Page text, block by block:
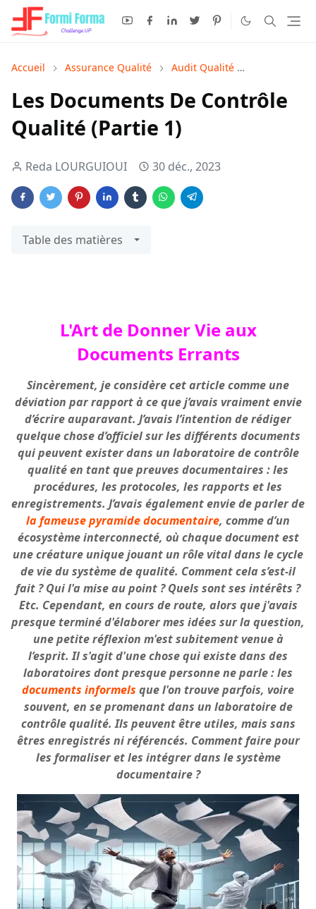
Accueil Assurance Qualité Audit Qualité
Les Documents De Contrôle
Qualité (Partie 1)
Reda LOURGUIOUI 30 déc., 2023
Table des matières
L'Art de Donner Vie aux
Documents Errants
Sincèrement, je considère cet article comme une
déviation par rapport à ce que j’avais vraiment envie
d’écrire auparavant. J’avais l’intention de rédiger
quelque chose d’officiel sur les différents documents
qui peuvent exister dans un laboratoire de contrôle
qualité en tant que preuves documentaires : les
procédures, les protocoles, les rapports et les
enregistrements. J’avais également envie de parler de
la fameuse pyramide documentaire, comme d’un
écosystème interconnecté, où chaque document est
une créature unique jouant un rôle vital dans le cycle
de vie du système de qualité. Comment cela s’est-il
fait ? Qui l'a mise au point ? Quels sont ses intérêts ?
Etc. Cependant, en cours de route, alors que j'avais
presque terminé d'élaborer mes idées sur la question,
une petite réflexion m'est subitement venue à
l’esprit. Il s'agit d'une chose qui existe dans des
laboratoires dont presque personne ne parle : les
documents informels que l'on trouve parfois, voire
souvent, en se promenant dans un laboratoire de
contrôle qualité. Ils peuvent être utiles, mais sans
êtres enregistrés ni référencés. Comment faire pour
les formaliser et les intégrer dans le système
documentaire ?